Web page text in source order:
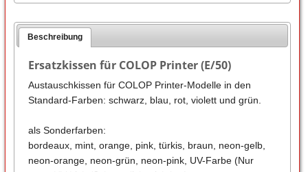
Beschreibung
Ersatzkissen für COLOP Printer (E/50)
Austauschkissen für COLOP Printer-Modelle in den
Standard-Farben: schwarz, blau, rot, violett und grün.
als Sonderfarben:
bordeaux, mint, orange, pink, türkis, braun, neon-gelb,
neon-orange, neon-grün, neon-pink, UV-Farbe (Nur